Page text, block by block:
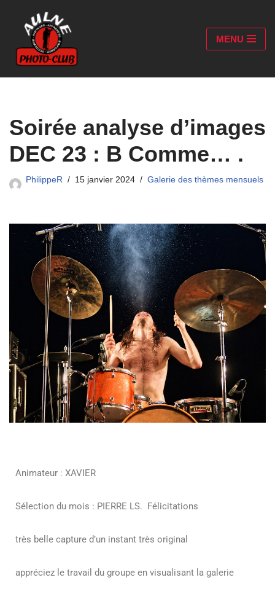
Aller
au
contenu
MENU
Soirée analyse d’images
DEC 23 : B Comme… .
PhilippeR 15 janvier 2024 Galerie des thèmes mensuels
Animateur : XAVIER
Sélection du mois : PIERRE LS. Félicitations
très belle capture d’un instant très original
appréciez le travail du groupe en visualisant la galerie